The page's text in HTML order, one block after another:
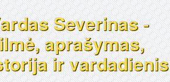
Severinas -
aprašymas,
ir vardadienis